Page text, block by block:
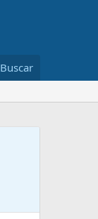
Buscar